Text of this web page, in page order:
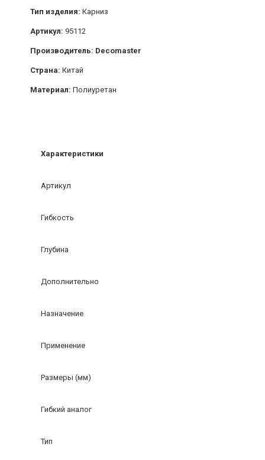
Тип изделия: Карниз
Артикул: 95112
Производитель: Decomaster
Страна: Китай
Материал: Полиуретан
Характеристики
Артикул
Гибкость
Глубина
Дополнительно
Назначение
Применение
Размеры (мм)
Гибкий аналог
Тип